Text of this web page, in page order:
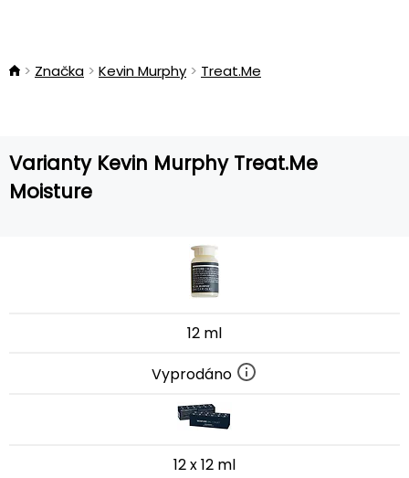
Značka Kevin Murphy Treat.Me
Varianty Kevin Murphy Treat.Me
Moisture
12 ml
Vyprodáno
12 x 12 ml